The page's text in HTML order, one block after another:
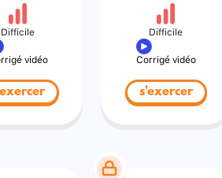
Difficile
vidéo
Difficile
Corrigé vidéo
s'exercer